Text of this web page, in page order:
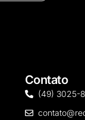
Contato
(49) 3025-